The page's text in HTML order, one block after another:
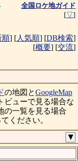
全国ロケ地ガイド
[▽]
順] [人気順] [DB検索]
[概要] [交流]
の地図とGoogleMap
ビューで見る場合な
の一覧を見る場合
ください。
▼